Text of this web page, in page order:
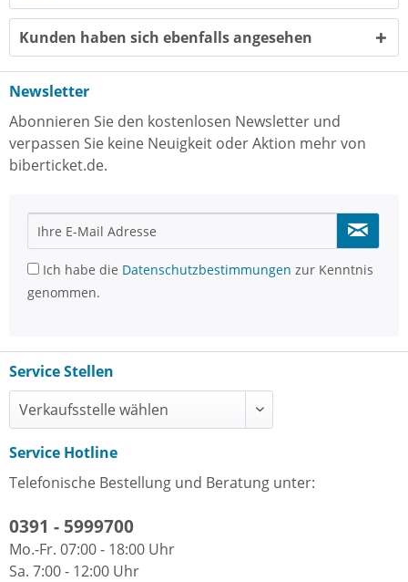
Kunden haben sich ebenfalls angesehen
Newsletter
Abonnieren Sie den kostenlosen Newsletter und
verpassen Sie keine Neuigkeit oder Aktion mehr von
biberticket.de.
Ich habe die Datenschutzbestimmungen zur Kenntnis
genommen.
Service Stellen
Service Hotline
Telefonische Bestellung und Beratung unter:
0391 - 5999700
Mo.-Fr. 07:00 - 18:00 Uhr
Sa. 7:00 - 12:00 Uhr